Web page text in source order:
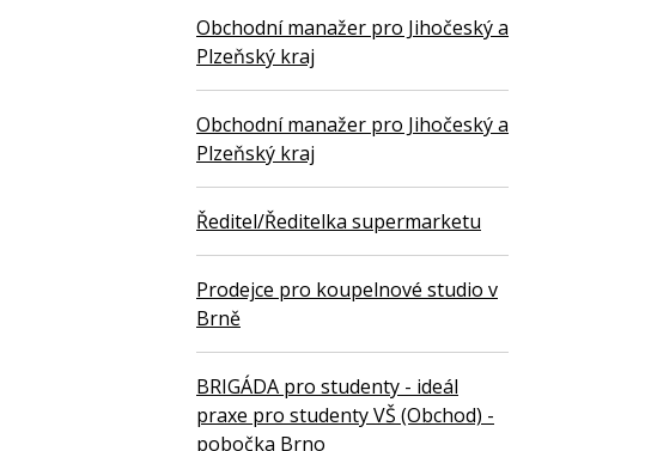
Obchodní manažer pro Jihočeský a
Plzeňský kraj
Obchodní manažer pro Jihočeský a
Plzeňský kraj
Ředitel/Ředitelka supermarketu
Prodejce pro koupelnové studio v
Brně
BRIGÁDA pro studenty - ideál
praxe pro studenty VŠ (Obchod) -
pobočka Brno